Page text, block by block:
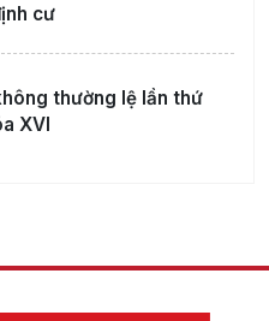
cư
thường lệ lần thứ
XVI